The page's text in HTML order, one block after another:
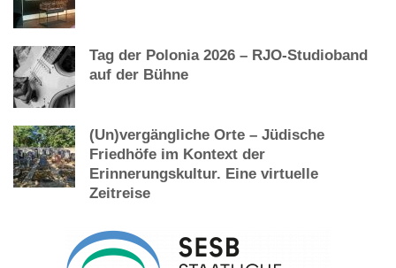
Tag der Polonia 2026 – RJO-Studioband
auf der Bühne
(Un)vergängliche Orte – Jüdische
Friedhöfe im Kontext der
Erinnerungskultur. Eine virtuelle
Zeitreise